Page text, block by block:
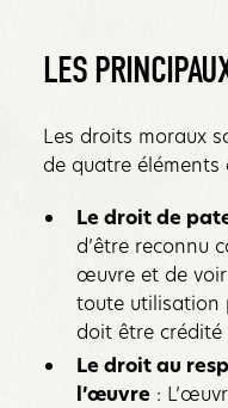
LES
Les droits moraux
de quatre éléments
Le droit de
d’être reconnu
œuvre et de
toute utilisation
doit être crédité
Le droit au
l’œuvre :